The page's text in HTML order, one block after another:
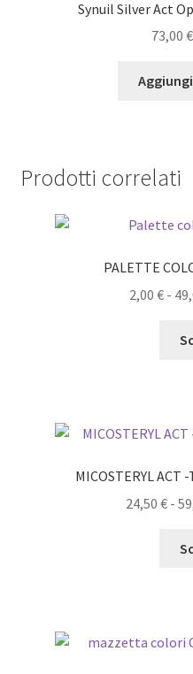
Synuil Silver Act
73,00 €
Prodotti correlati
PALETTE
2,00 € -
MICOSTERYL
24,50 € -